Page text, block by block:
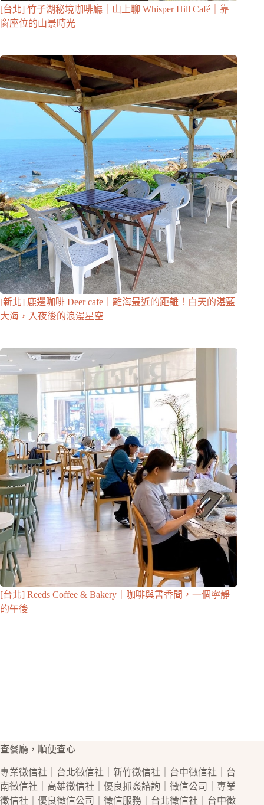
[台北] 竹子湖秘境咖啡廳｜山上聊 Whisper Hill Café｜靠
窗座位的山景時光
[新北] 鹿邊咖啡 Deer cafe｜離海最近的距離！白天的湛藍
大海，入夜後的浪漫星空
[台北] Reeds Coffee & Bakery｜咖啡與書香間，一個寧靜
的午後
查餐廳，順便查心
專業徵信社 台北徵信社 新竹徵信社 台中徵信社
台
南徵信社
高雄徵信社 ｜優良抓姦諮詢｜ 徵信公司
｜專業
徵信社 ｜優良徵信公司 徵信服務｜ 台北徵信社 台中徵